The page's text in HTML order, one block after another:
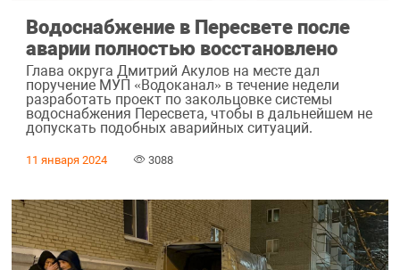
Водоснабжение в Пересвете после
аварии полностью восстановлено
Глава округа Дмитрий Акулов на месте дал
поручение МУП «Водоканал» в течение недели
разработать проект по закольцовке системы
водоснабжения Пересвета, чтобы в дальнейшем не
допускать подобных аварийных ситуаций.
11 января 2024 3088